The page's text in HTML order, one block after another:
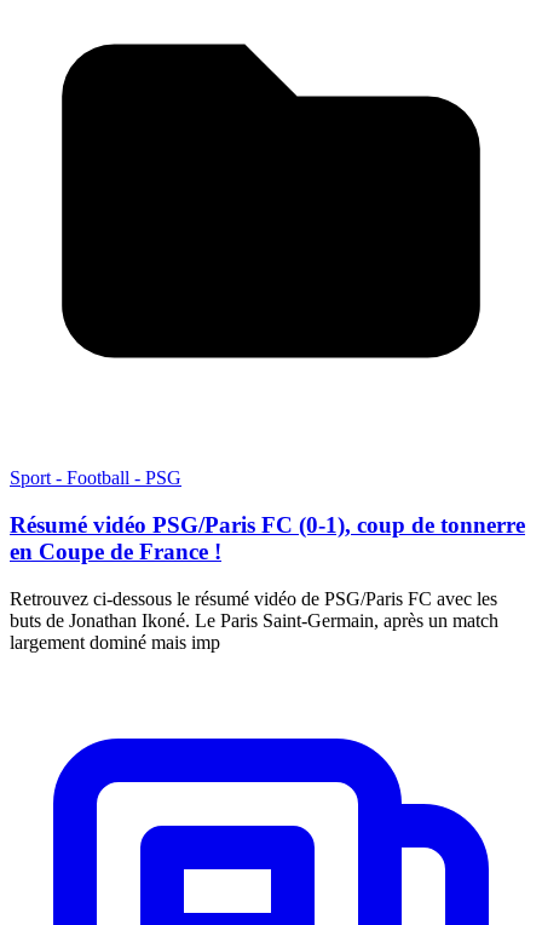
Sport - Football - PSG
Résumé vidéo PSG/Paris FC (0-1), coup de tonnerre
en Coupe de France !
Retrouvez ci-dessous le résumé vidéo de PSG/Paris FC avec les
buts de Jonathan Ikoné. Le Paris Saint-Germain, après un match
largement dominé mais imp